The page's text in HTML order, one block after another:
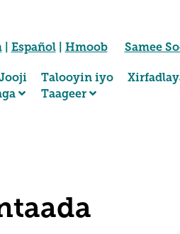
| Español| Hmoob Samee
Talooyin iyo
Taageer